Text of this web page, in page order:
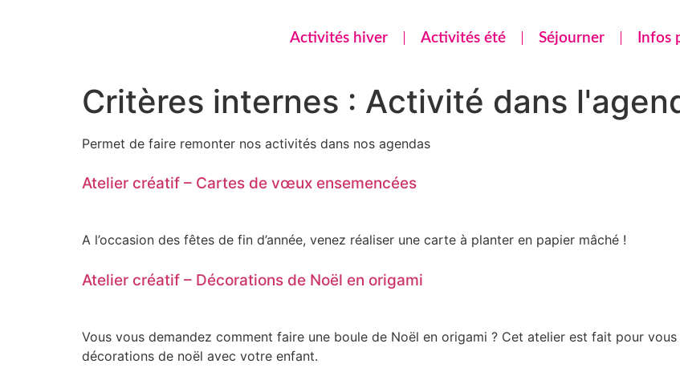
Activités hiver Activités été Séjourner Infos
Critères internes : Activité dans
Permet de faire remonter nos activités dans nos agendas
Atelier créatif – Cartes de vœux ensemencées
A l’occasion des fêtes de fin d’année, venez réaliser une carte à planter en papier mâché !
Atelier créatif – Décorations de Noël en origami
Vous vous demandez comment faire une boule de Noël en origami ? Cet atelier est fait pour
décorations de noël avec votre enfant.